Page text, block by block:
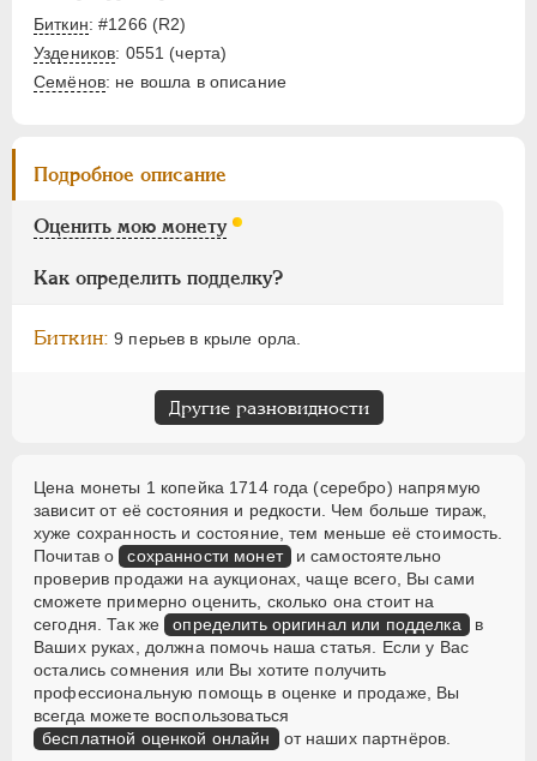
Биткин: #1266 (R2)
Уздеников: 0551 (черта)
Семёнов: не вошла в описание
Подробное описание
Оценить мою монету
Как определить подделку?
Биткин: 9 перьев в крыле орла.
Другие разновидности
Цена монеты 1 копейка 1714 года (серебро) напрямую
зависит от её состояния и редкости. Чем больше тираж,
хуже сохранность и состояние, тем меньше её стоимость.
Почитав о сохранности монет и самостоятельно
проверив продажи на аукционах, чаще всего, Вы сами
сможете примерно оценить, сколько она стоит на
сегодня. Так же определить оригинал или подделка в
Ваших руках, должна помочь наша статья. Если у Вас
остались сомнения или Вы хотите получить
профессиональную помощь в оценке и продаже, Вы
всегда можете воспользоваться
бесплатной оценкой онлайн от наших партнёров.
ЕКАТЕРИНА II 1762-1796
ПАВЕЛ I 1796-1801
АЛЕКСАНДР I
АЛЕКСАНДР II 1855-1881
НИКОЛАЙ II 1894-1917
ВРЕМЕННОЕ ПРАВ.
1917-1918